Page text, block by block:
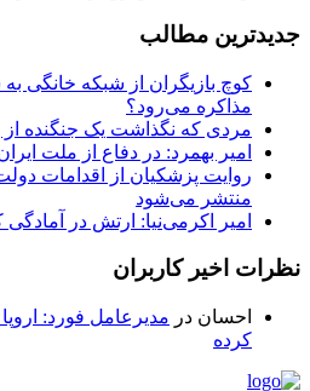
جدیدترین مطالب
کوچ بازیگران از شبکه خانگی
مذاکره می‌رود؟
مردی که نگذاشت یک جنگنده
امیر بهمرد: در دفاع از ملت
روایت پزشکیان از اقدامات
منتشر می‌شود
امیر اکرمی‌نیا: ارتش در آمادگی
نظرات اخیر کاربران
احسان در مدیرعامل فورد:
کرده